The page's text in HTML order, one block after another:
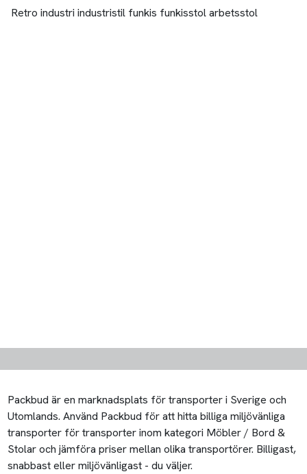
Retro industri industristil funkis funkisstol arbetsstol
Packbud är en marknadsplats för transporter i Sverige och
Utomlands. Använd Packbud för att hitta billiga miljövänliga
transporter för transporter inom kategori Möbler / Bord &
Stolar och jämföra priser mellan olika transportörer. Billigast,
snabbast eller miljövänligast - du väljer.